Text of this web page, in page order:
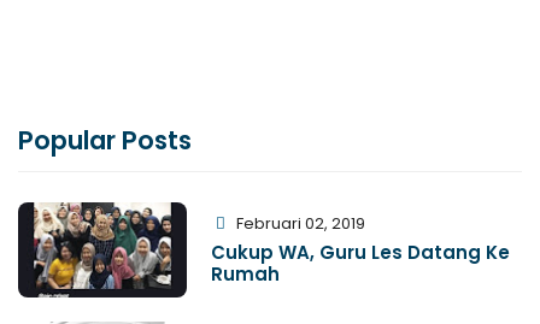
Popular Posts
Februari 02, 2019
Cukup WA, Guru Les Datang Ke
Rumah